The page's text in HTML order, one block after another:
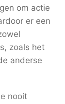
om actie
er een
zoals het
anderse
nooit